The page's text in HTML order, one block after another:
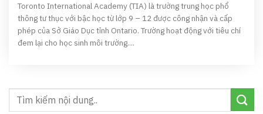
Toronto International Academy (TIA) là trường trung học phổ
thông tư thục với bậc học từ lớp 9 – 12 được công nhận và cấp
phép của Sở Giáo Dục tỉnh Ontario. Trường hoạt động với tiêu chí
đem lại cho học sinh môi trường....